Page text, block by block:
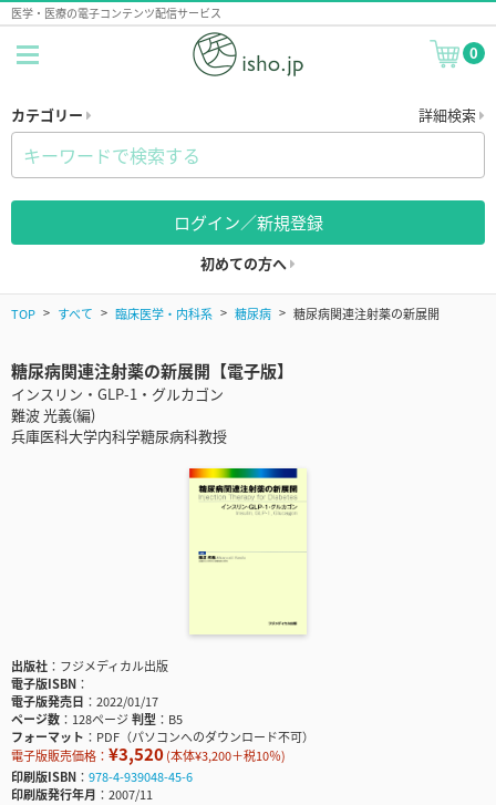
医学・医療の電子コンテンツ配信サービス
0
カテゴリー 詳細検索
ログイン／新規登録
初めての方へ
TOP すべて 臨床医学・内科系 糖尿病 糖尿病関連注射薬の新展開
糖尿病関連注射薬の新展開【電子版】
インスリン・GLP-1・グルカゴン
難波 光義(編)
兵庫医科大学内科学糖尿病科教授
出版社
フジメディカル出版
電子版ISBN
電子版発売日
2022/01/17
ページ数
128ページ判型
B5
フォーマット
PDF（パソコンへのダウンロード不可）
電子版販売価格： ¥3,520(本体¥3,200＋税10％)
印刷版ISBN
978-4-939048-45-6
印刷版発行年月
2007/11